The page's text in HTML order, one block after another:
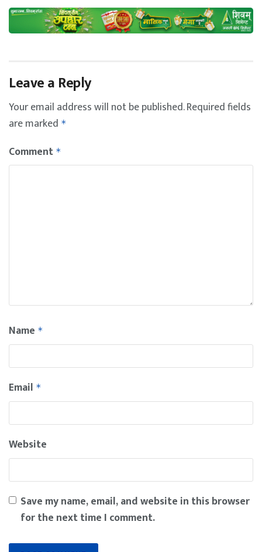
Leave a Reply
Your email address will not be published.Required fields
are marked *
Comment *
Name *
Email *
Website
Save my name, email, and website in this browser
for the next time I comment.